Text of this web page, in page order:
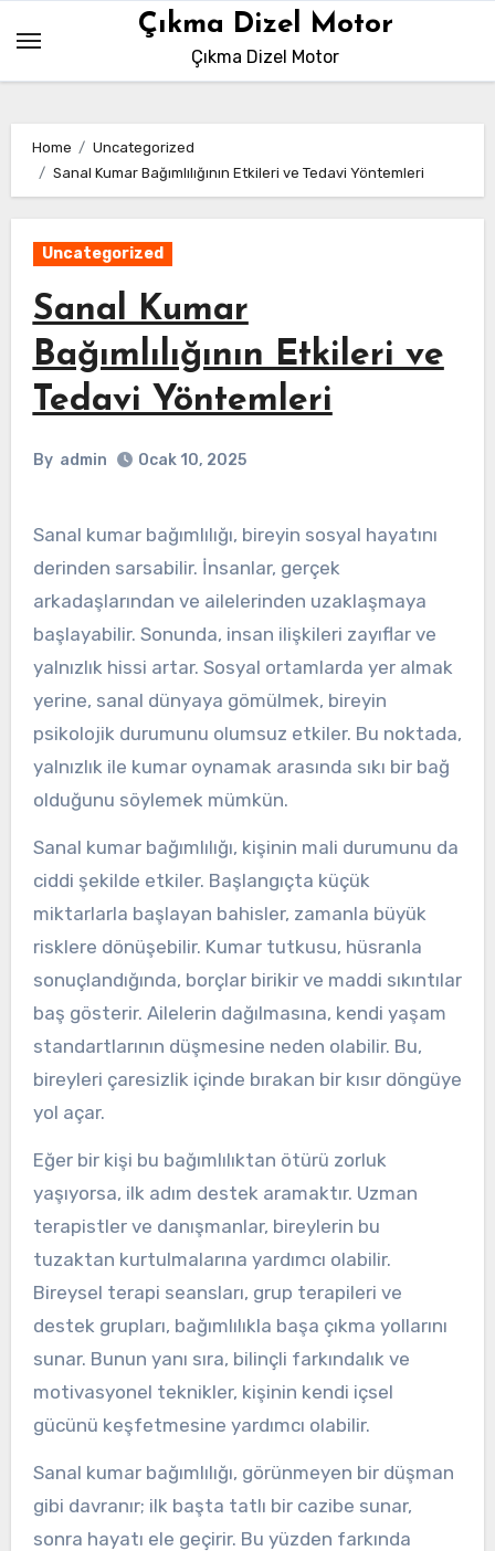
content
Çıkma Dizel Motor
Çıkma Dizel Motor
Home
Uncategorized
Sanal Kumar Bağımlılığının Etkileri ve Tedavi Yöntemleri
Uncategorized
Sanal Kumar
Bağımlılığının Etkileri ve
Tedavi Yöntemleri
By admin Ocak 10, 2025
Sanal kumar bağımlılığı, bireyin sosyal hayatını
derinden sarsabilir. İnsanlar, gerçek
arkadaşlarından ve ailelerinden uzaklaşmaya
başlayabilir. Sonunda, insan ilişkileri zayıflar ve
yalnızlık hissi artar. Sosyal ortamlarda yer almak
yerine, sanal dünyaya gömülmek, bireyin
psikolojik durumunu olumsuz etkiler. Bu noktada,
yalnızlık ile kumar oynamak arasında sıkı bir bağ
olduğunu söylemek mümkün.
Sanal kumar bağımlılığı, kişinin mali durumunu da
ciddi şekilde etkiler. Başlangıçta küçük
miktarlarla başlayan bahisler, zamanla büyük
risklere dönüşebilir. Kumar tutkusu, hüsranla
sonuçlandığında, borçlar birikir ve maddi sıkıntılar
baş gösterir. Ailelerin dağılmasına, kendi yaşam
standartlarının düşmesine neden olabilir. Bu,
bireyleri çaresizlik içinde bırakan bir kısır döngüye
yol açar.
Eğer bir kişi bu bağımlılıktan ötürü zorluk
yaşıyorsa, ilk adım destek aramaktır. Uzman
terapistler ve danışmanlar, bireylerin bu
tuzaktan kurtulmalarına yardımcı olabilir.
Bireysel terapi seansları, grup terapileri ve
destek grupları, bağımlılıkla başa çıkma yollarını
sunar. Bunun yanı sıra, bilinçli farkındalık ve
motivasyonel teknikler, kişinin kendi içsel
gücünü keşfetmesine yardımcı olabilir.
Sanal kumar bağımlılığı, görünmeyen bir düşman
gibi davranır; ilk başta tatlı bir cazibe sunar,
sonra hayatı ele geçirir. Bu yüzden farkında